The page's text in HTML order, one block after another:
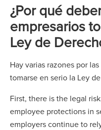
¿Por qué
empresarios
Ley de
Hay varias razones por
tomarse en serio la Ley
First, there is the legal
employee protections in
employers continue to